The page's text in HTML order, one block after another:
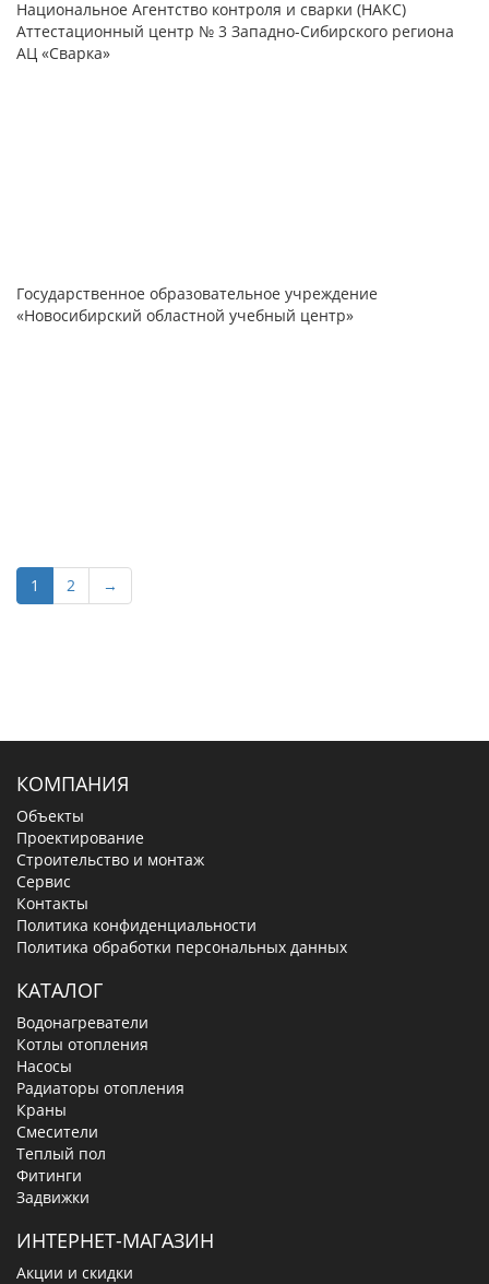
Национальное Агентство контроля и сварки (НАКС)
Аттестационный центр № 3 Западно-Сибирского региона
АЦ «Сварка»
Государственное образовательное учреждение
«Новосибирский областной учебный центр»
1 2 →
КОМПАНИЯ
Объекты
Проектирование
Строительство и монтаж
Сервис
Контакты
Политика конфиденциальности
Политика обработки персональных данных
КАТАЛОГ
Водонагреватели
Котлы отопления
Насосы
Радиаторы отопления
Краны
Смесители
Теплый пол
Фитинги
Задвижки
ИНТЕРНЕТ-МАГАЗИН
Акции и скидки